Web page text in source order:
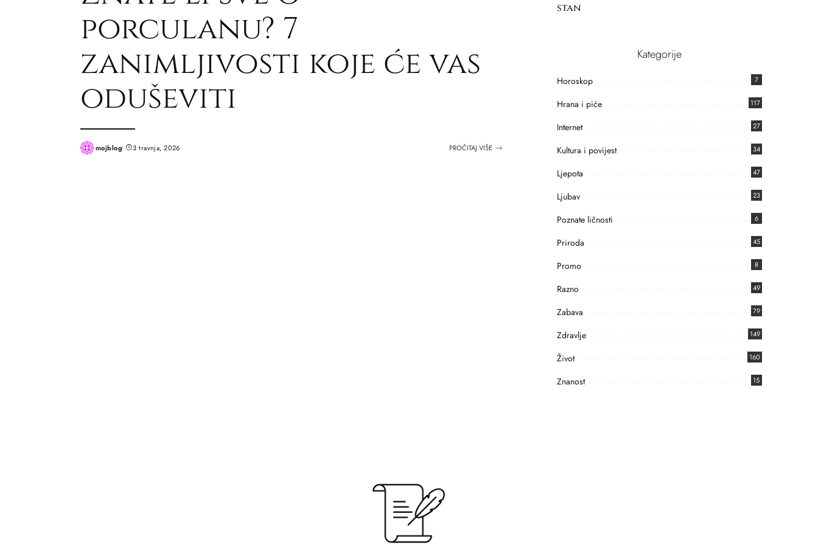
porculanu? 7
zanimljivosti koje će vas
oduševiti
Postedmojblog 3 travnja, 2026 PROČITAJ VIŠE
stan
Kategorije
Horoskop 7
Hrana i piće 117
Internet 27
Kultura i povijest 34
Ljepota 47
Ljubav 23
Poznate ličnosti 6
Priroda 45
Promo 8
Razno 49
Zabava 79
Zdravlje 149
Život 160
Znanost 15